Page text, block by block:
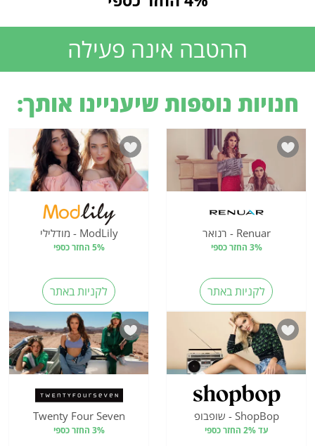
ההטבה אינה פעילה
חנויות נוספות שיעניינו אותך:
Renuar - רנואר
3% החזר כספי
לקניות באתר
ModLily - מודלילי
5% החזר כספי
לקניות באתר
ShopBop - שופבופ
עד 2% החזר כספי
Twenty Four Seven
3% החזר כספי